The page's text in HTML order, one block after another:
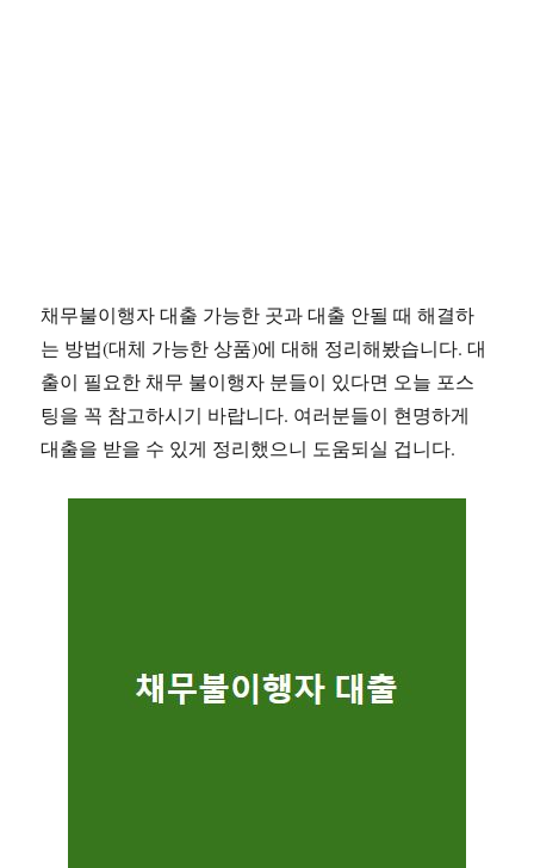
채무불이행자 대출 가능한 곳과 대출 안될 때 해결하
는 방법(대체 가능한 상품)에 대해 정리해봤습니다. 대
출이 필요한 채무 불이행자 분들이 있다면 오늘 포스
팅을 꼭 참고하시기 바랍니다. 여러분들이 현명하게
대출을 받을 수 있게 정리했으니 도움되실 겁니다.